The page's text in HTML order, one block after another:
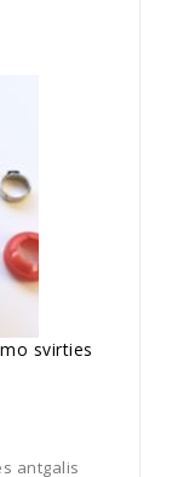
svirties